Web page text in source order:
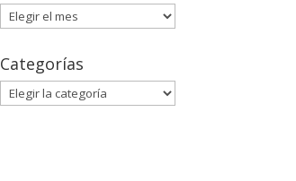
Archivos
Categorías
Categorías